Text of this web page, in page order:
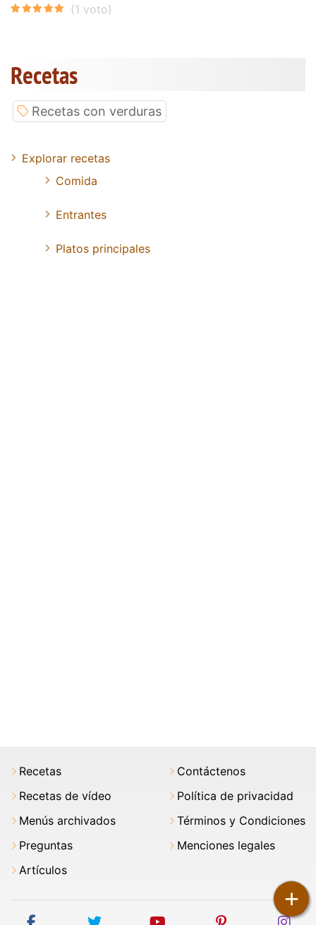
+
Recetas
Recetas con verduras
Explorar recetas
Comida
Entrantes
Platos principales
Recetas
Recetas de vídeo
Menús archivados
Preguntas
Artículos
Contáctenos
Política de privacidad
Términos y Condiciones
Menciones legales
facebook twitter youtube pinterest